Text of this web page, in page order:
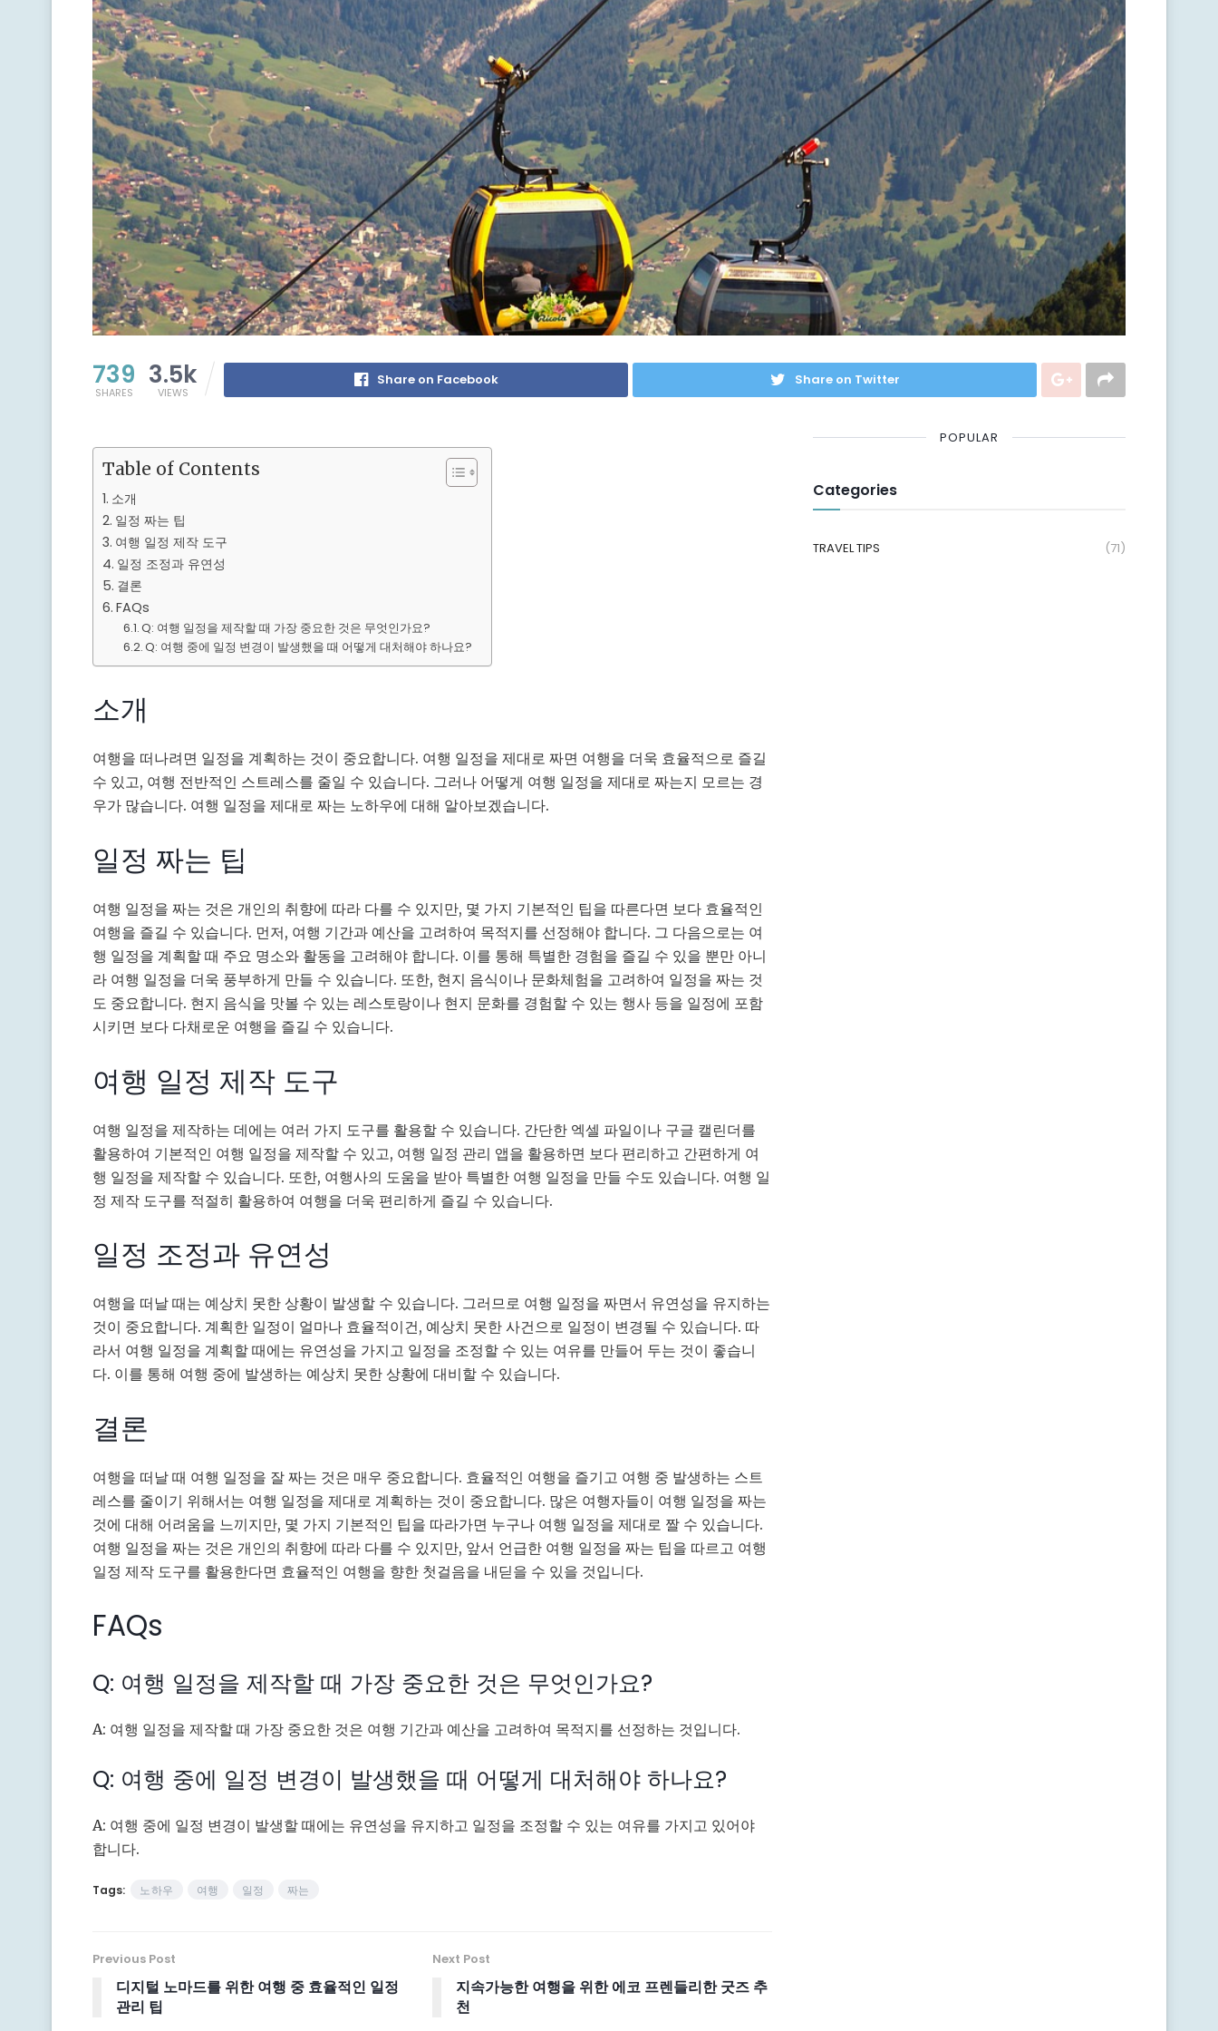
739
SHARES
3.5k
VIEWS
Share on Facebook Share on Twitter
Table of Contents
소개
일정 짜는 팁
여행 일정 제작 도구
일정 조정과 유연성
결론
FAQs
Q: 여행 일정을 제작할 때 가장 중요한 것은 무엇인가요?
Q: 여행 중에 일정 변경이 발생했을 때 어떻게 대처해야 하나요?
소개
여행을 떠나려면 일정을 계획하는 것이 중요합니다. 여행 일정을 제대로 짜면 여행을 더욱 효율적으로 즐길
수 있고, 여행 전반적인 스트레스를 줄일 수 있습니다. 그러나 어떻게 여행 일정을 제대로 짜는지 모르는 경
우가 많습니다. 여행 일정을 제대로 짜는 노하우에 대해 알아보겠습니다.
일정 짜는 팁
여행 일정을 짜는 것은 개인의 취향에 따라 다를 수 있지만, 몇 가지 기본적인 팁을 따른다면 보다 효율적인
여행을 즐길 수 있습니다. 먼저, 여행 기간과 예산을 고려하여 목적지를 선정해야 합니다. 그 다음으로는 여
행 일정을 계획할 때 주요 명소와 활동을 고려해야 합니다. 이를 통해 특별한 경험을 즐길 수 있을 뿐만 아니
라 여행 일정을 더욱 풍부하게 만들 수 있습니다. 또한, 현지 음식이나 문화체험을 고려하여 일정을 짜는 것
도 중요합니다. 현지 음식을 맛볼 수 있는 레스토랑이나 현지 문화를 경험할 수 있는 행사 등을 일정에 포함
시키면 보다 다채로운 여행을 즐길 수 있습니다.
여행 일정 제작 도구
여행 일정을 제작하는 데에는 여러 가지 도구를 활용할 수 있습니다. 간단한 엑셀 파일이나 구글 캘린더를
활용하여 기본적인 여행 일정을 제작할 수 있고, 여행 일정 관리 앱을 활용하면 보다 편리하고 간편하게 여
행 일정을 제작할 수 있습니다. 또한, 여행사의 도움을 받아 특별한 여행 일정을 만들 수도 있습니다. 여행 일
정 제작 도구를 적절히 활용하여 여행을 더욱 편리하게 즐길 수 있습니다.
일정 조정과 유연성
여행을 떠날 때는 예상치 못한 상황이 발생할 수 있습니다. 그러므로 여행 일정을 짜면서 유연성을 유지하는
것이 중요합니다. 계획한 일정이 얼마나 효율적이건, 예상치 못한 사건으로 일정이 변경될 수 있습니다. 따
라서 여행 일정을 계획할 때에는 유연성을 가지고 일정을 조정할 수 있는 여유를 만들어 두는 것이 좋습니
다. 이를 통해 여행 중에 발생하는 예상치 못한 상황에 대비할 수 있습니다.
결론
여행을 떠날 때 여행 일정을 잘 짜는 것은 매우 중요합니다. 효율적인 여행을 즐기고 여행 중 발생하는 스트
레스를 줄이기 위해서는 여행 일정을 제대로 계획하는 것이 중요합니다. 많은 여행자들이 여행 일정을 짜는
것에 대해 어려움을 느끼지만, 몇 가지 기본적인 팁을 따라가면 누구나 여행 일정을 제대로 짤 수 있습니다.
여행 일정을 짜는 것은 개인의 취향에 따라 다를 수 있지만, 앞서 언급한 여행 일정을 짜는 팁을 따르고 여행
일정 제작 도구를 활용한다면 효율적인 여행을 향한 첫걸음을 내딛을 수 있을 것입니다.
FAQs
Q: 여행 일정을 제작할 때 가장 중요한 것은 무엇인가요?
A: 여행 일정을 제작할 때 가장 중요한 것은 여행 기간과 예산을 고려하여 목적지를 선정하는 것입니다.
Q: 여행 중에 일정 변경이 발생했을 때 어떻게 대처해야 하나요?
A: 여행 중에 일정 변경이 발생할 때에는 유연성을 유지하고 일정을 조정할 수 있는 여유를 가지고 있어야
합니다.
Tags: 노하우 여행 일정 짜는
Previous Post
디지털 노마드를 위한 여행 중 효율적인 일정
관리 팁
Next Post
지속가능한 여행을 위한 에코 프렌들리한 굿즈 추
천
POPULAR
Categories
TRAVEL TIPS (71)